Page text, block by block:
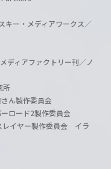
ー・メディアワークス／
ディアファクトリー刊／ノ
所
ん製作委員会
ロード2製作委員会
レイヤー製作委員会 イラ